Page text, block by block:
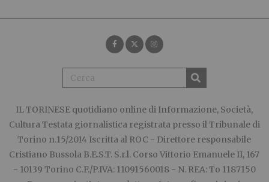
IL TORINESE quotidiano online di Informazione, Società,
Cultura Testata giornalistica registrata presso il Tribunale di
Torino n.15/2014 Iscritta al ROC - Direttore responsabile
Cristiano Bussola B.E.S.T. S.r.l. Corso Vittorio Emanuele II, 167
- 10139 Torino C.F./P.IVA: 11091560018 - N. REA: To 1187150